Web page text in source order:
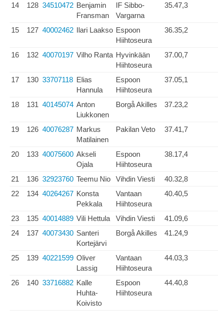
14 128 34510472 Benjamin
Fransman
IF Sibbo-
Vargarna
35.47,3
15 127 40002462 Ilari Laakso Espoon
Hiihtoseura
36.35,2
16 132 40070197 Vilho Ranta Hyvinkään
Hiihtoseura
37.00,7
17 130 33707118 Elias
Hannula
Espoon
Hiihtoseura
37.05,1
18 131 40145074 Anton
Liukkonen
Borgå Akilles 37.23,2
19 126 40076287 Markus
Matilainen
Pakilan Veto 37.41,7
20 133 40075600 Akseli
Ojala
Espoon
Hiihtoseura
38.17,4
21 136 32923760 Teemu Nio Vihdin Viesti
40.32,8
22
134 40264267 Konsta
Pekkala
Vantaan
Hiihtoseura
40.40,5
23 135 40014889 Vili Hettula Vihdin Viesti
41.09,6
24
137 40073430 Santeri
Kortejärvi
Borgå Akilles 41.24,9
25 139 40221599 Oliver
Lassig
Vantaan
Hiihtoseura
44.03,3
26 140 33716882 Kalle
Huhta-
Koivisto
Espoon
Hiihtoseura
44.40,8